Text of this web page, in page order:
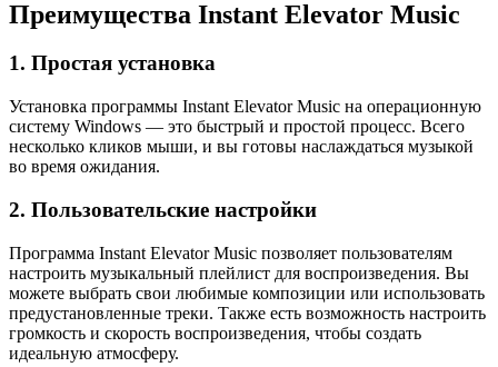
Преимущества Instant Elevator Music
1. Простая установка
Установка программы Instant Elevator Music на операционную
систему Windows — это быстрый и простой процесс. Всего
несколько кликов мыши, и вы готовы наслаждаться музыкой
во время ожидания.
2. Пользовательские настройки
Программа Instant Elevator Music позволяет пользователям
настроить музыкальный плейлист для воспроизведения. Вы
можете выбрать свои любимые композиции или использовать
предустановленные треки. Также есть возможность настроить
громкость и скорость воспроизведения, чтобы создать
идеальную атмосферу.